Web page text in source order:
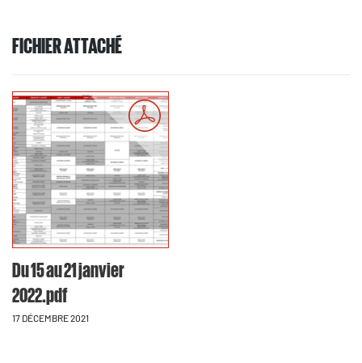
FICHIER ATTACHÉ
Du 15 au 21 janvier
2022.pdf
17 DÉCEMBRE 2021